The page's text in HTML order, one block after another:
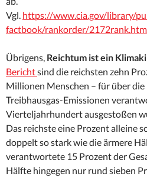
Vgl. https://www.cia.gov/library/
factbook/rankorder/
Übrigens, Reichtum ist ein
Berichtsind die reichsten zehn
Millionen Menschen – für über
Treibhausgas-Emissionen
Vierteljahrhundert ausgestoßen
Das reichste eine Prozent alleine
doppelt so stark wie die ärmere
verantwortete 15 Prozent der
Hälfte hingegen nur rund sieben